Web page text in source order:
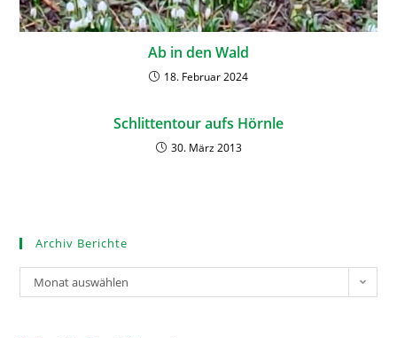
Ab in den Wald
18. Februar 2024
Schlittentour aufs Hörnle
30. März 2013
Archiv Berichte
Monat auswählen